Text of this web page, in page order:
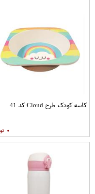
کاسه کودک طرح Cloud کد 41
۰